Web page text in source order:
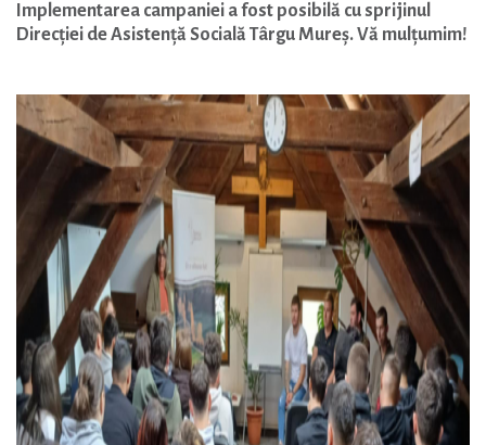
Implementarea campaniei a fost posibilă cu sprijinul
Direcției de Asistență Socială Târgu Mureș. Vă mulțumim!